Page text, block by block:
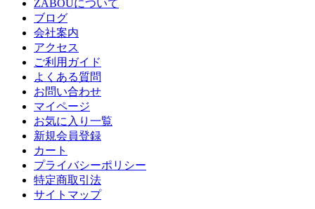
ZABOUについて
ブログ
会社案内
アクセス
ご利用ガイド
よくある質問
お問い合わせ
マイページ
お気に入り一覧
新規会員登録
カート
プライバシーポリシー
特定商取引法
サイトマップ